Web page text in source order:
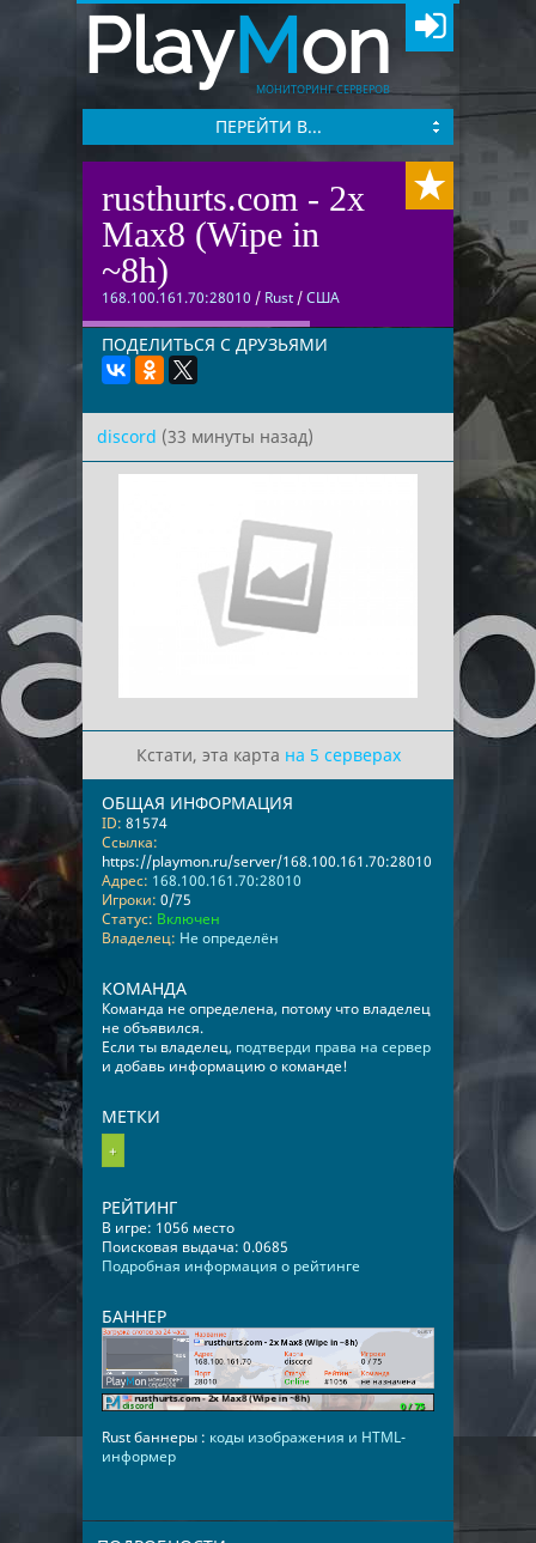
PlayMon
МОНИТОРИНГ СЕРВЕРОВ
ПЕРЕЙТИ В...
rusthurts.com - 2x
Max8 (Wipe in
~8h)
168.100.161.70:28010 / Rust /США
ПОДЕЛИТЬСЯ С ДРУЗЬЯМИ
discord (33 минуты назад)
Кстати, эта карта на 5 серверах
ОБЩАЯ ИНФОРМАЦИЯ
ID: 81574
Ссылка:
https://playmon.ru/server/168.100.161.70:28010
Адрес: 168.100.161.70:28010
Игроки: 0/75
Статус: Включен
Владелец: Не определён
КОМАНДА
Команда не определена, потому что владелец
не объявился.
Если ты владелец, подтверди права на сервер
и добавь информацию о команде!
МЕТКИ
+
РЕЙТИНГ
В игре: 1056 место
Поисковая выдача: 0.0685
Подробная информация о рейтинге
БАННЕР
Rust баннеры : коды изображения и HTML-
информер